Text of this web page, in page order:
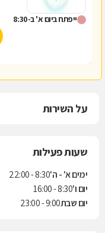
ייפתח ביום א' ב-8:30
על השירות
שעות פעילות
ימים א' - ה'8:30 - 22:00
יום ו'8:30 - 16:00
יום שבת9:00 - 23:00